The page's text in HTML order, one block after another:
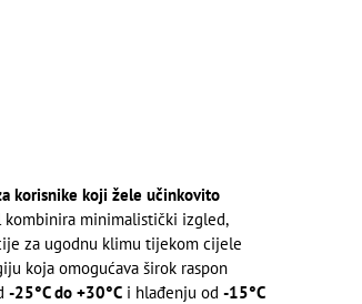
korisnike koji žele učinkovito
kombinira minimalistički izgled,
za ugodnu klimu tijekom cijele
koja omogućava širok raspon
-25°C do +30°Ci hlađenju od -15°C